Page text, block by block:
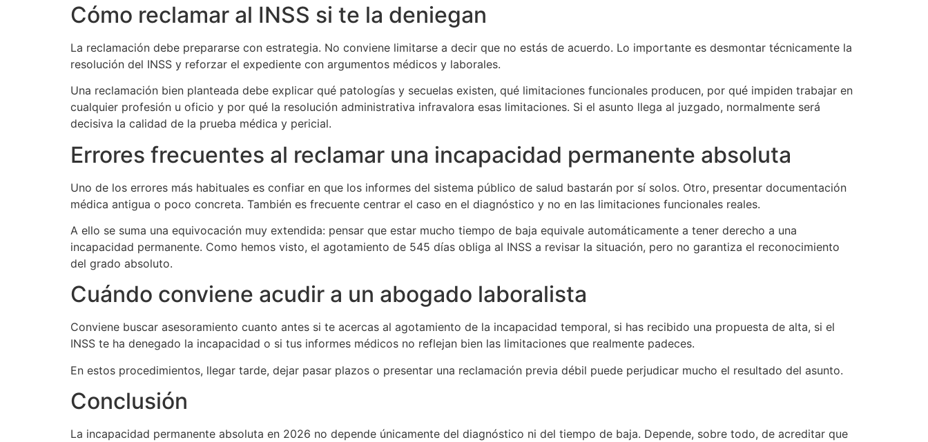
Cómo reclamar al INSS si te la deniegan
La reclamación debe prepararse con estrategia. No conviene limitarse a decir que no estás de acuerdo. Lo importante es desmontar técnicamente la
resolución del INSS y reforzar el expediente con argumentos médicos y laborales.
Una reclamación bien planteada debe explicar qué patologías y secuelas existen, qué limitaciones funcionales producen, por qué impiden trabajar en
cualquier profesión u oficio y por qué la resolución administrativa infravalora esas limitaciones. Si el asunto llega al juzgado, normalmente será
decisiva la calidad de la prueba médica y pericial.
Errores frecuentes al reclamar una incapacidad permanente absoluta
Uno de los errores más habituales es confiar en que los informes del sistema público de salud bastarán por sí solos. Otro, presentar documentación
médica antigua o poco concreta. También es frecuente centrar el caso en el diagnóstico y no en las limitaciones funcionales reales.
A ello se suma una equivocación muy extendida: pensar que estar mucho tiempo de baja equivale automáticamente a tener derecho a una
incapacidad permanente. Como hemos visto, el agotamiento de 545 días obliga al INSS a revisar la situación, pero no garantiza el reconocimiento
del grado absoluto.
Cuándo conviene acudir a un abogado laboralista
Conviene buscar asesoramiento cuanto antes si te acercas al agotamiento de la incapacidad temporal, si has recibido una propuesta de alta, si el
INSS te ha denegado la incapacidad o si tus informes médicos no reflejan bien las limitaciones que realmente padeces.
En estos procedimientos, llegar tarde, dejar pasar plazos o presentar una reclamación previa débil puede perjudicar mucho el resultado del asunto.
Conclusión
La incapacidad permanente absoluta en 2026 no depende únicamente del diagnóstico ni del tiempo de baja. Depende, sobre todo, de acreditar que